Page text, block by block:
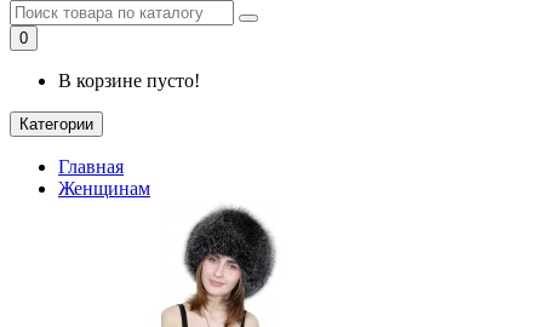
0
В корзине пусто!
Категории
Главная
Женщинам